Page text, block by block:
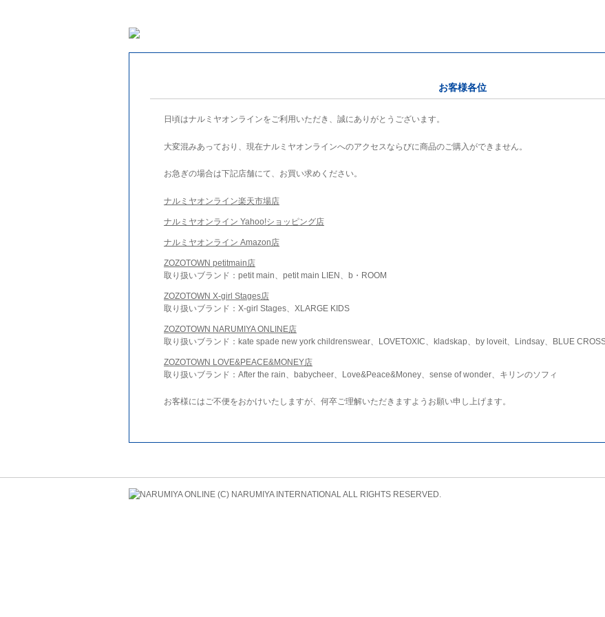
お客様各位
日頃はナルミヤオンラインをご利用いただき、誠にありがとうございます。
大変混みあっており、現在ナルミヤオンラインへのアクセスならびに商品のご購入ができません。
お急ぎの場合は下記店舗にて、お買い求めください。
ナルミヤオンライン楽天市場店
ナルミヤオンライン Yahoo!ショッピング店
ナルミヤオンライン Amazon店
ZOZOTOWN petitmain店
取り扱いブランド：petit main、petit main LIEN、b・ROOM
ZOZOTOWN X-girl Stages店
取り扱いブランド：X-girl Stages、XLARGE KIDS
ZOZOTOWN NARUMIYA ONLINE店
取り扱いブランド：kate spade new york childrenswear、LOVETOXIC、kladskap、by loveit、Lindsay、BLUE
ZOZOTOWN LOVE&PEACE&MONEY店
取り扱いブランド：After the rain、babycheer、Love&Peace&Money、sense of wonder、キリンのソフィ
お客様にはご不便をおかけいたしますが、何卒ご理解いただきますようお願い申し上げます。